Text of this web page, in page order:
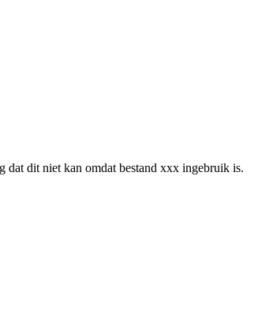
dat dit niet kan omdat bestand xxx ingebruik is.